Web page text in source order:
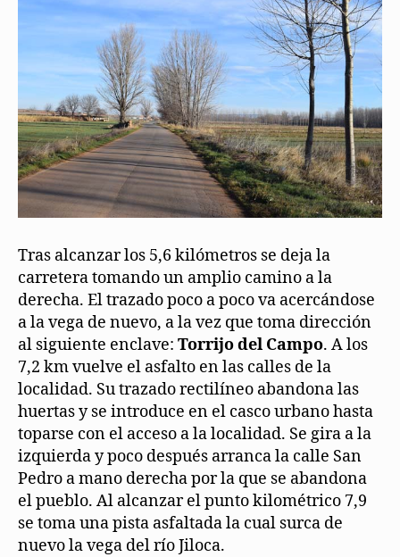
Tras alcanzar los 5,6 kilómetros se deja la
carretera tomando un amplio camino a la
derecha. El trazado poco a poco va acercándose
a la vega de nuevo, a la vez que toma dirección
al siguiente enclave: Torrijo del Campo. A los
7,2 km vuelve el asfalto en las calles de la
localidad. Su trazado rectilíneo abandona las
huertas y se introduce en el casco urbano hasta
toparse con el acceso a la localidad. Se gira a la
izquierda y poco después arranca la calle San
Pedro a mano derecha por la que se abandona
el pueblo. Al alcanzar el punto kilométrico 7,9
se toma una pista asfaltada la cual surca de
nuevo la vega del río Jiloca.